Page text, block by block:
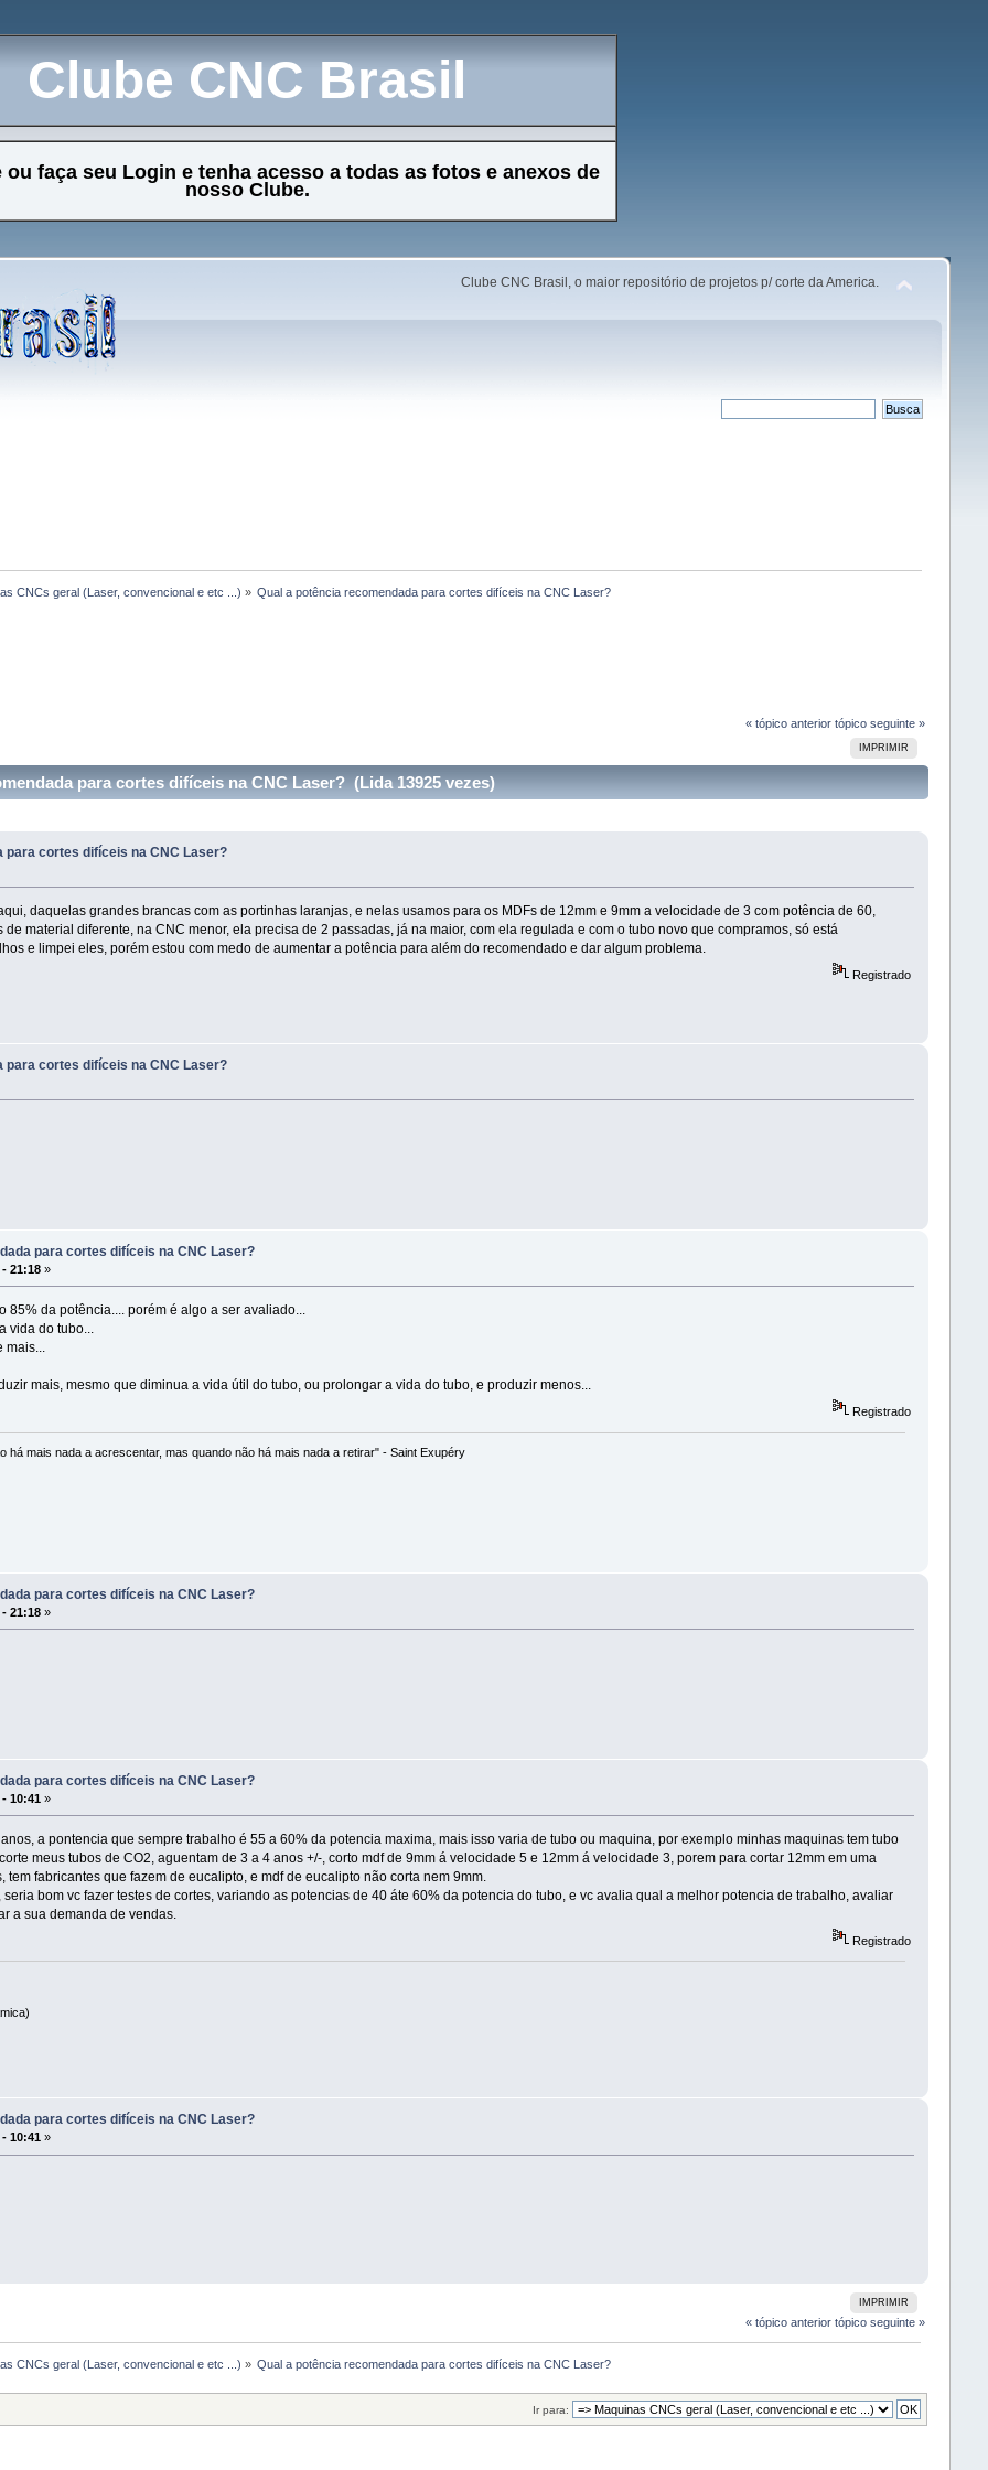
Clube CNC Brasil
ou faça seu Login e tenha acesso a todas as fotos e anexos de
nosso Clube.
Clube CNC Brasil, o maior repositório de projetos p/ corte da America.
CNCs geral (Laser, convencional e etc ...) » Qual a potência recomendada para cortes difíceis na CNC Laser?
« tópico anterior tópico seguinte »
IMPRIMIR
para cortes difíceis na CNC Laser? (Lida 13925 vezes)
para cortes difíceis na CNC Laser?
daquelas grandes brancas com as portinhas laranjas, e nelas usamos para os MDFs de 12mm e 9mm a velocidade de 3 com potência de 60,
material diferente, na CNC menor, ela precisa de 2 passadas, já na maior, com ela regulada e com o tubo novo que compramos, só está
e limpei eles, porém estou com medo de aumentar a potência para além do recomendado e dar algum problema.
Registrado
para cortes difíceis na CNC Laser?
para cortes difíceis na CNC Laser?
- 21:18»
da potência.... porém é algo a ser avaliado...
do tubo...
mais, mesmo que diminua a vida útil do tubo, ou prolongar a vida do tubo, e produzir menos...
Registrado
há mais nada a acrescentar, mas quando não há mais nada a retirar" - Saint Exupéry
para cortes difíceis na CNC Laser?
- 21:18»
para cortes difíceis na CNC Laser?
- 10:41»
a pontencia que sempre trabalho é 55 a 60% da potencia maxima, mais isso varia de tubo ou maquina, por exemplo minhas maquinas tem tubo
meus tubos de CO2, aguentam de 3 a 4 anos +/-, corto mdf de 9mm á velocidade 5 e 12mm á velocidade 3, porem para cortar 12mm em uma
tem fabricantes que fazem de eucalipto, e mdf de eucalipto não corta nem 9mm.
bom vc fazer testes de cortes, variando as potencias de 40 áte 60% da potencia do tubo, e vc avalia qual a melhor potencia de trabalho, avaliar
a sua demanda de vendas.
Registrado
para cortes difíceis na CNC Laser?
- 10:41»
IMPRIMIR
« tópico anterior tópico seguinte »
CNCs geral (Laser, convencional e etc ...) » Qual a potência recomendada para cortes difíceis na CNC Laser?
Ir para: